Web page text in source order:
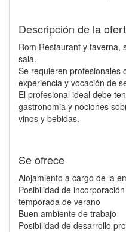
Descripción de la
Rom Restaurant y taverna,
sala.
Se requieren profesionales
experiencia y vocación de
El profesional ideal debe
gastronomia y nociones
vinos y bebidas.
Se ofrece
Alojamiento a cargo de la
Posibilidad de
temporada de verano
Buen ambiente de trabajo
Posibilidad de desarrollo